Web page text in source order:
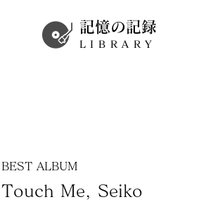
記憶の記録
LIBRARY
BEST ALBUM
Touch Me, Seiko